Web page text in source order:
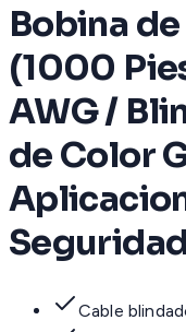
Bobina
(1000
AWG /
de Color
Cable